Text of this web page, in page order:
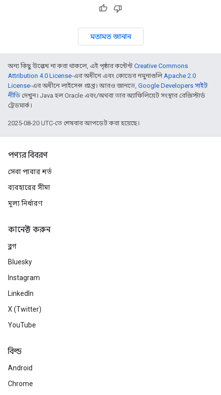
মতামত জানান
অন্য কিছু উল্লেখ না করা থাকলে, এই পৃষ্ঠার কন্টেন্ট Creative Commons
Attribution 4.0 License-এর অধীনে এবং কোডের নমুনাগুলি Apache 2.0
License-এর অধীনে লাইসেন্স প্রাপ্ত। আরও জানতে, Google Developers সাইট
নীতি দেখুন। Java হল Oracle এবং/অথবা তার অ্যাফিলিয়েট সংস্থার রেজিস্টার্ড
ট্রেডমার্ক।
2025-08-20 UTC-তে শেষবার আপডেট করা হয়েছে।
পণ্যর বিবরণ
সেবা পাবার শর্ত
ব্যবহারের সীমা
মূল্য নির্ধারণ
কানেক্ট করুন
ব্লগ
Bluesky
Instagram
LinkedIn
X (Twitter)
YouTube
বিল্ড
Android
Chrome